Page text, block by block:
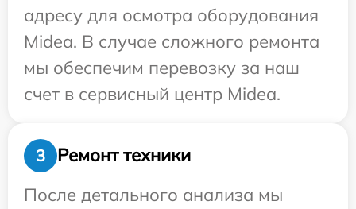
адресу для осмотра оборудования
Midea. В случае сложного ремонта
мы обеспечим перевозку за наш
счет в сервисный центр Midea.
3
Ремонт техники
После детального анализа мы